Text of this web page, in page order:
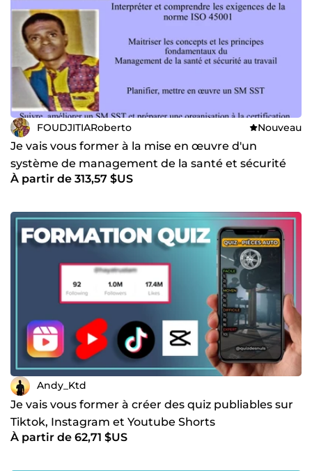
FOUDJITIARoberto Nouveau
Je vais vous former à la mise en œuvre d'un
système de management de la santé et sécurité
au travail
À partir de 313,57 $US
Andy_Ktd
Je vais vous former à créer des quiz publiables sur
Tiktok, Instagram et Youtube Shorts
À partir de 62,71 $US